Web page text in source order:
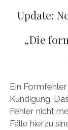
Update:
„Die
Ein
Kündigung.
Fehler nicht
Fälle hierzu